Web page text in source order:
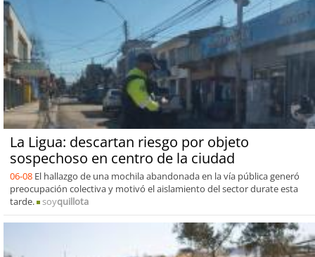
La Ligua: descartan riesgo por objeto
sospechoso en centro de la ciudad
06-08 El hallazgo de una mochila abandonada en la vía pública generó
preocupación colectiva y motivó el aislamiento del sector durate esta
tarde.
soyquillota